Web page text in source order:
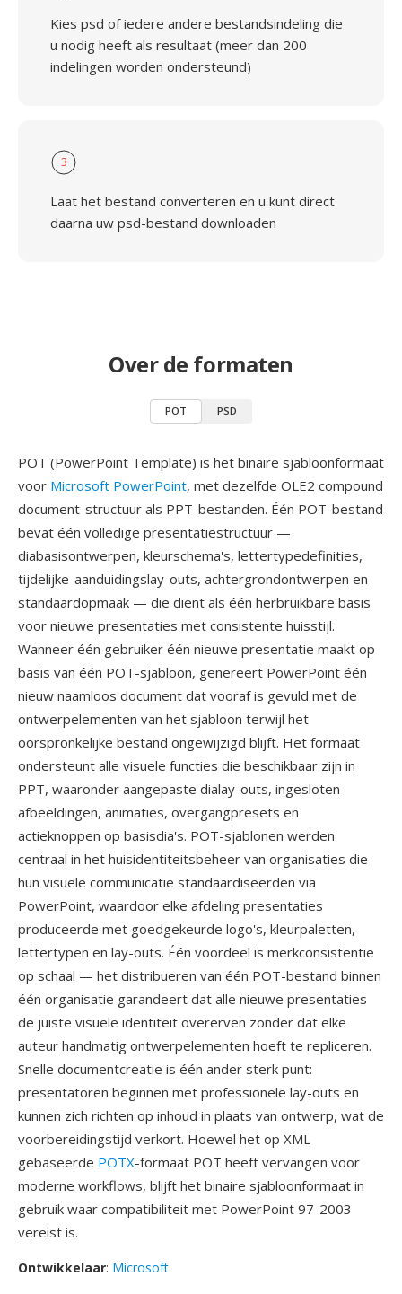
Kies psd of iedere andere bestandsindeling die
u nodig heeft als resultaat (meer dan 200
indelingen worden ondersteund)
3
Laat het bestand converteren en u kunt direct
daarna uw psd-bestand downloaden
Over de formaten
POT PSD
POT (PowerPoint Template) is het binaire sjabloonformaat
voor Microsoft PowerPoint, met dezelfde OLE2 compound
document-structuur als PPT-bestanden. Één POT-bestand
bevat één volledige presentatiestructuur —
diabasisontwerpen, kleurschema's, lettertypedefinities,
tijdelijke-aanduidingslay-outs, achtergrondontwerpen en
standaardopmaak — die dient als één herbruikbare basis
voor nieuwe presentaties met consistente huisstijl.
Wanneer één gebruiker één nieuwe presentatie maakt op
basis van één POT-sjabloon, genereert PowerPoint één
nieuw naamloos document dat vooraf is gevuld met de
ontwerpelementen van het sjabloon terwijl het
oorspronkelijke bestand ongewijzigd blijft. Het formaat
ondersteunt alle visuele functies die beschikbaar zijn in
PPT, waaronder aangepaste dialay-outs, ingesloten
afbeeldingen, animaties, overgangpresets en
actieknoppen op basisdia's. POT-sjablonen werden
centraal in het huisidentiteitsbeheer van organisaties die
hun visuele communicatie standaardiseerden via
PowerPoint, waardoor elke afdeling presentaties
produceerde met goedgekeurde logo's, kleurpaletten,
lettertypen en lay-outs. Één voordeel is merkconsistentie
op schaal — het distribueren van één POT-bestand binnen
één organisatie garandeert dat alle nieuwe presentaties
de juiste visuele identiteit overerven zonder dat elke
auteur handmatig ontwerpelementen hoeft te repliceren.
Snelle documentcreatie is één ander sterk punt:
presentatoren beginnen met professionele lay-outs en
kunnen zich richten op inhoud in plaats van ontwerp, wat de
voorbereidingstijd verkort. Hoewel het op XML
gebaseerde POTX-formaat POT heeft vervangen voor
moderne workflows, blijft het binaire sjabloonformaat in
gebruik waar compatibiliteit met PowerPoint 97-2003
vereist is.
Ontwikkelaar: Microsoft